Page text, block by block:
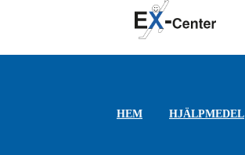
HEM HJÄLPMEDEL